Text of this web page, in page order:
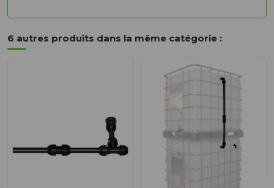
6 autres produits dans la même catégorie :